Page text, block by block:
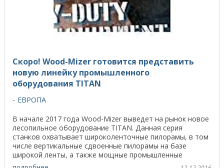
Скоро! Wood-Mizer готовится представить
новую линейку промышленного
оборудования TITAN
ЕВРОПА
В начале 2017 года Wood-Mizer выведет на рынок новое
лесопильное оборудование TITAN. Данная серия
станков охватывает широколенточные пилорамы, в том
числе вертикальные сдвоенные пилорамы на базе
широкой ленты, а также мощные промышленные
кромкорезы ...